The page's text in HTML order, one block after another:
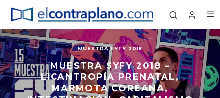
MUESTRA SYFY 2018
MUESTRA SYFY 2018 –
LICANTROPÍA PRENATAL,
MARMOTA COREANA,